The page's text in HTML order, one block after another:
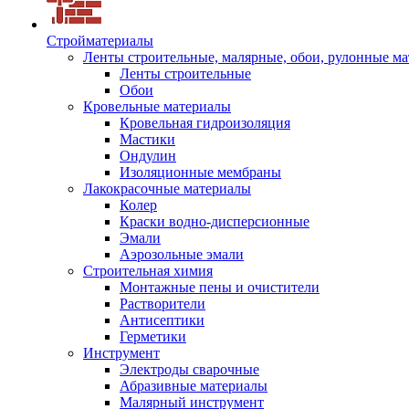
Стройматериалы
Ленты строительные, малярные, обои, рулонные
Ленты строительные
Обои
Кровельные материалы
Кровельная гидроизоляция
Мастики
Ондулин
Изоляционные мембраны
Лакокрасочные материалы
Колер
Краски водно-дисперсионные
Эмали
Аэрозольные эмали
Строительная химия
Монтажные пены и очистители
Растворители
Антисептики
Герметики
Инструмент
Электроды сварочные
Абразивные материалы
Малярный инструмент